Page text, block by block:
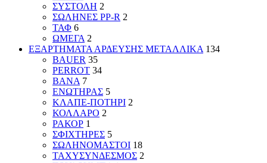
ΣΥΣΤΟΛΗ 2
ΣΩΛΗΝΕΣ PP-R 2
ΤΑΦ 6
ΩΜΕΓΑ 2
ΕΞΑΡΤΗΜΑΤΑ ΑΡΔΕΥΣΗΣ ΜΕΤΑΛΛΙΚΑ 134
BAUER 35
PERROT 34
ΒΑΝΑ 7
ΕΝΩΤΗΡΑΣ 5
ΚΛΑΠΕ-ΠΟΤΗΡΙ 2
ΚΟΛΛΑΡΟ 2
ΡΑΚΟΡ 1
ΣΦΙΧΤΗΡΕΣ 5
ΣΩΛΗΝΟΜΑΣΤΟΙ 18
ΤΑΧΥΣΥΝΔΕΣΜΟΣ 2